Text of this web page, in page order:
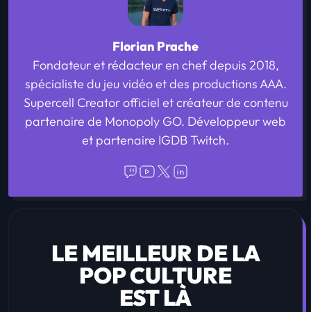
Florian Prache
Fondateur et rédacteur en chef depuis 2018,
spécialiste du jeu vidéo et des productions AAA.
Supercell Creator officiel et créateur de contenu
partenaire de Monopoly GO. Développeur web
et partenaire IGDB Twitch.
LE MEILLEUR DE LA
POP CULTURE
EST LÀ